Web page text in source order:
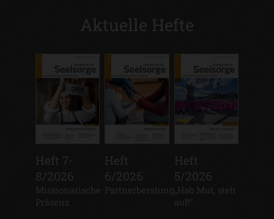
Aktuelle Hefte
Heft 7-
8/2026
:
Missionarische
Präsenz
Heft
6/2026
:
Partnerberatung
Heft
5/2026
:
„Hab Mut, steh
auf!“